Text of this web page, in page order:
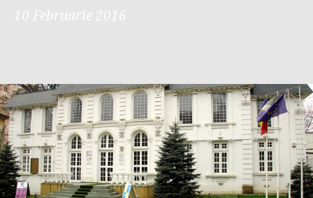
10 Februarie 2016